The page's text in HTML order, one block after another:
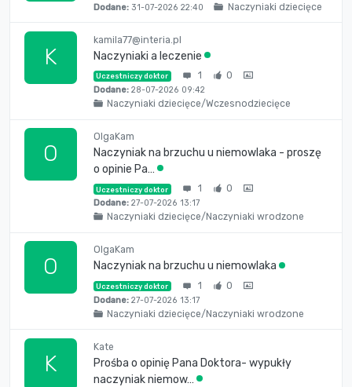
Dodane:31-07-2026 22:40 Naczyniaki dziecięce
K
kamila77@interia.pl
Naczyniaki a leczenie
Uczestniczy doktor 1 0
Dodane:28-07-2026 09:42
Naczyniaki dziecięce/Wczesnodziecięce
O
OlgaKam
Naczyniak na brzuchu u niemowlaka - proszę
o opinie Pa…
Uczestniczy doktor 1 0
Dodane:27-07-2026 13:17
Naczyniaki dziecięce/Naczyniaki wrodzone
O
OlgaKam
Naczyniak na brzuchu u niemowlaka
Uczestniczy doktor 1 0
Dodane:27-07-2026 13:17
Naczyniaki dziecięce/Naczyniaki wrodzone
K
Kate
Prośba o opinię Pana Doktora- wypukły
naczyniak niemow…